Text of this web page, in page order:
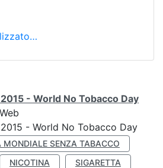
2015 - World No Tobacco Day
2015 - World No Tobacco Day
MONDIALE SENZA TABACCO
NICOTINA
SIGARETTA